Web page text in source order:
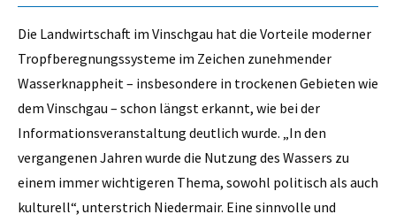
Die Landwirtschaft im Vinschgau hat die Vorteile moderner
Tropfberegnungssysteme im Zeichen zunehmender
Wasserknappheit – insbesondere in trockenen Gebieten wie
dem Vinschgau – schon längst erkannt, wie bei der
Informationsveranstaltung deutlich wurde. „In den
vergangenen Jahren wurde die Nutzung des Wassers zu
einem immer wichtigeren Thema, sowohl politisch als auch
kulturell“, unterstrich Niedermair. Eine sinnvolle und